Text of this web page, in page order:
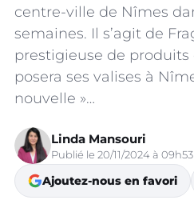
centre-ville de Nîmes
semaines. Il s’agit de
prestigieuse de
posera ses valises à
nouvelle »…
Linda Mansouri
Publié le 20/11/2024 à 09h53
Ajoutez-nous en favori